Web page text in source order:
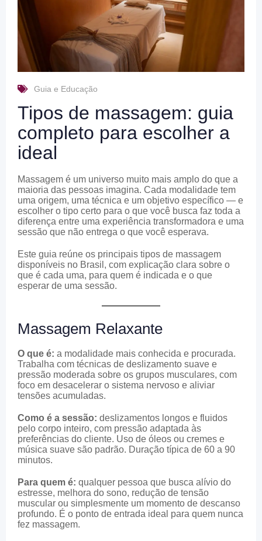
Guia e Educação
Tipos de massagem: guia
completo para escolher a
ideal
Massagem é um universo muito mais amplo do que a
maioria das pessoas imagina. Cada modalidade tem
uma origem, uma técnica e um objetivo específico — e
escolher o tipo certo para o que você busca faz toda a
diferença entre uma experiência transformadora e uma
sessão que não entrega o que você esperava.
Este guia reúne os principais tipos de massagem
disponíveis no Brasil, com explicação clara sobre o
que é cada uma, para quem é indicada e o que
esperar de uma sessão.
Massagem Relaxante
O que é: a modalidade mais conhecida e procurada.
Trabalha com técnicas de deslizamento suave e
pressão moderada sobre os grupos musculares, com
foco em desacelerar o sistema nervoso e aliviar
tensões acumuladas.
Como é a sessão: deslizamentos longos e fluidos
pelo corpo inteiro, com pressão adaptada às
preferências do cliente. Uso de óleos ou cremes e
música suave são padrão. Duração típica de 60 a 90
minutos.
Para quem é: qualquer pessoa que busca alívio do
estresse, melhora do sono, redução de tensão
muscular ou simplesmente um momento de descanso
profundo. É o ponto de entrada ideal para quem nunca
fez massagem.